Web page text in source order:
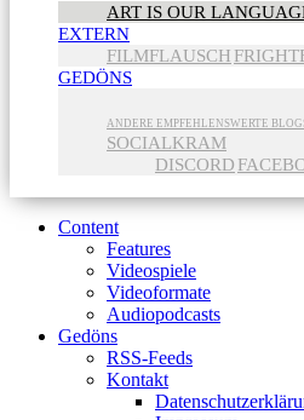
ART IS OUR
EXTERN
FILMFLAUSCH
GEDÖNS
ANDERE EMPFEHLENSWERTE
SOCIALKRAM
DISCORD
Content
Features
Videospiele
Videoformate
Audiopodcasts
Gedöns
RSS-Feeds
Kontakt